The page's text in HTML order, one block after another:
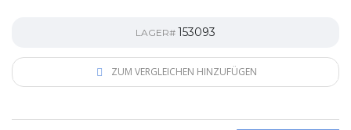
LAGER# 153093
ZUM VERGLEICHEN HINZUFÜGEN